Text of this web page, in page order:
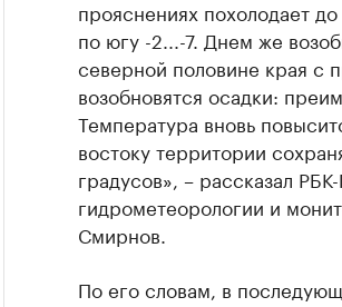
прояснениях похолодает
по югу -2...-7. Днем же
северной половине края с
возобновятся осадки:
Температура вновь
востоку территории
градусов», – рассказал
гидрометеорологии и
Смирнов.
По его словам, в